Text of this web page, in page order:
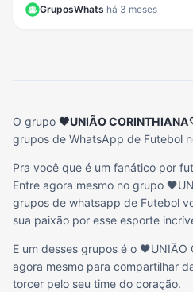
GruposWhats·há 3 meses
O grupo 🖤UNIÃO
grupos de WhatsApp de Futebol
Pra você que é um fanático por
Entre agora mesmo no grupo
grupos de whatsapp de Futebol
sua paixão por esse esporte
E um desses grupos é o
agora mesmo para compartilhar
torcer pelo seu time do coração.